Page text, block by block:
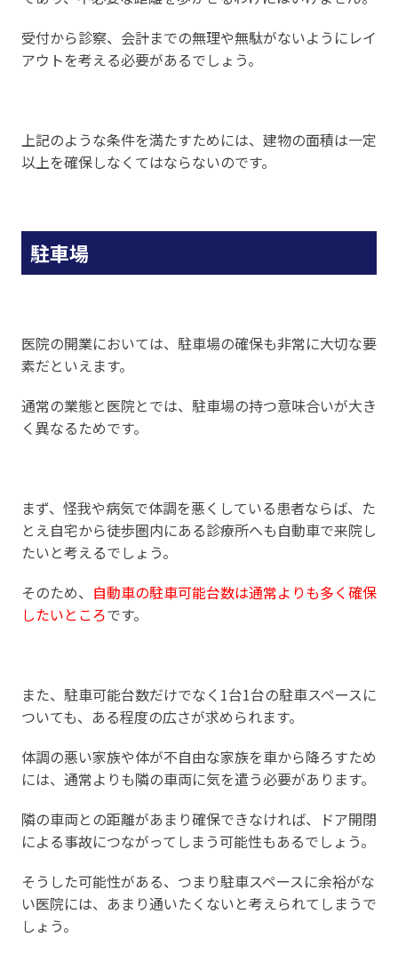
受付から診察、会計までの無理や無駄がないようにレイ
アウトを考える必要があるでしょう。
上記のような条件を満たすためには、建物の面積は一定
以上を確保しなくてはならないのです。
駐車場
医院の開業においては、駐車場の確保も非常に大切な要
素だといえます。
通常の業態と医院とでは、駐車場の持つ意味合いが大き
く異なるためです。
まず、怪我や病気で体調を悪くしている患者ならば、た
とえ自宅から徒歩圏内にある診療所へも自動車で来院し
たいと考えるでしょう。
そのため、 自動車の駐車可能台数は通常よりも多く確保
したいところです。
また、駐車可能台数だけでなく1台1台の駐車スペースに
ついても、ある程度の広さが求められます。
体調の悪い家族や体が不自由な家族を車から降ろすため
には、通常よりも隣の車両に気を遣う必要があります。
隣の車両との距離があまり確保できなければ、ドア開閉
による事故につながってしまう可能性もあるでしょう。
そうした可能性がある、つまり駐車スペースに余裕がな
い医院には、あまり通いたくないと考えられてしまうで
しょう。